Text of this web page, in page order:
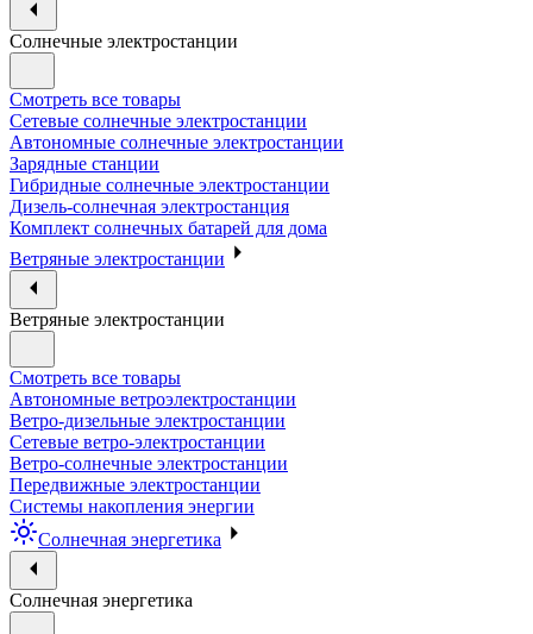
Солнечные электростанции
Смотреть все товары
Сетевые солнечные электростанции
Автономные солнечные электростанции
Зарядные станции
Гибридные солнечные электростанции
Дизель-солнечная электростанция
Комплект солнечных батарей для дома
Ветряные электростанции
Ветряные электростанции
Смотреть все товары
Автономные ветроэлектростанции
Ветро-дизельные электростанции
Сетевые ветро-электростанции
Ветро-солнечные электростанции
Передвижные электростанции
Системы накопления энергии
Солнечная энергетика
Солнечная энергетика